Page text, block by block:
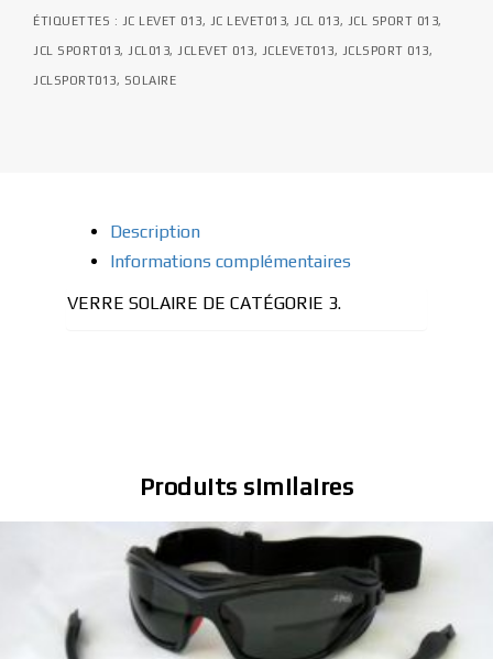
ÉTIQUETTES : JC LEVET 013, JC LEVET013, JCL 013, JCL SPORT 013,
JCL SPORT013, JCL013, JCLEVET 013, JCLEVET013, JCLSPORT 013,
JCLSPORT013, SOLAIRE
Description
Informations complémentaires
VERRE SOLAIRE DE CATÉGORIE 3.
Produits similaires